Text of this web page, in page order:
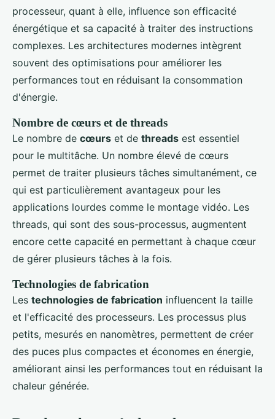
processeur, quant à elle, influence son efficacité
énergétique et sa capacité à traiter des instructions
complexes. Les architectures modernes intègrent
souvent des optimisations pour améliorer les
performances tout en réduisant la consommation
d'énergie.
Nombre de cœurs et de threads
Le nombre de cœurs et de threads est essentiel
pour le multitâche. Un nombre élevé de cœurs
permet de traiter plusieurs tâches simultanément, ce
qui est particulièrement avantageux pour les
applications lourdes comme le montage vidéo. Les
threads, qui sont des sous-processus, augmentent
encore cette capacité en permettant à chaque cœur
de gérer plusieurs tâches à la fois.
Technologies de fabrication
Les technologies de fabrication influencent la taille
et l'efficacité des processeurs. Les processus plus
petits, mesurés en nanomètres, permettent de créer
des puces plus compactes et économes en énergie,
améliorant ainsi les performances tout en réduisant la
chaleur générée.